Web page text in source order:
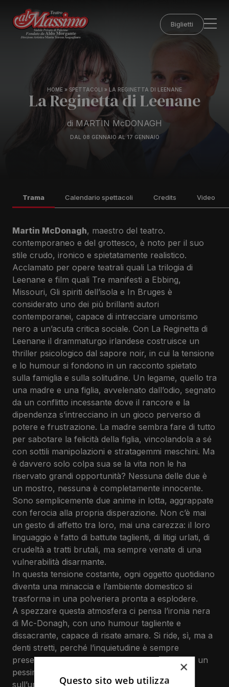
Biglietti
HOME » SPETTACOLI » LA REGINETTA DI LEENANE
La Reginetta di Leenane
di MARTIN McDONAGH
DAL 08 GENNAIO AL 17 GENNAIO
Trama Calendario spettacoli Credits Video
Martin McDonagh, maestro del teatro.
contemporaneo e del grottesco, è noto per il suo
stile crudo, ironico e spietatamente realistico.
Acclamato per opere teatrali quali La trilogia di
Leenane e film quali Tre manifesti a Ebbing,
Missouri, Gli spiriti dell’isola e In Bruges è
considerato uno dei più brillanti autori
contemporanei, capace di intrecciare umorismo
nero a un’acuta critica sociale. Con La Reginetta di
Leenane il drammaturgo irlandese costruisce un
thriller psicologico dal sapore noir, in cui la tensione
e lo humour si fondono in un racconto spietato
sulla famiglia e sulla solitudine. Un legame, quello tra
una madre e una figlia, avvelenato dall’odio, segnato
da un conflitto incessante dove il rancore e la
dipendenza s’intrecciano in un gioco perverso di
potere e frustrazione. La madre sembra fare di tutto
per sabotare la felicità della figlia, vincolandola a sé
con sottili manipolazioni e stratagemmi meschini. Ma
è davvero solo colpa sua se la vita non le ha
riservato grandi opportunità? Nessuna delle due è
un mostro, nessuna è completamente innocente.
Sono semplicemente due anime in lotta, aggrappate
con ferocia alla propria disperazione. Non c’è mai
un gesto di affetto tra loro, mai una carezza: il loro
linguaggio è fatto di battute taglienti, di litigi urlati, di
crudeltà a tratti brutali, ma sempre venate di una
vulnerabilità disarmante.
In questa tensione costante, ogni oggetto quotidiano
diventa una minaccia e l’ambiente domestico si
trasforma in una polveriera pronta a esplodere.
A spezzare questa atmosfera ci pensa l’ironia nera
di Mc-Donagh, con uno humour tagliente e
dissacrante, capace di risate amare. Si ride, sì, ma a
denti stretti, perché l’inquietudine è sempre
presente, in un crescendo che lascia emergere un
pessimismo quasi tragico sulla famiglia e, forse,
sull’umanità intera.
venerdì 08 Gennaio 2027
ore 21:15
sabato 09 Gennaio 2027
ore 17:15
domenica 10 Gennaio 2027
ore 17:15
mercoledì 13 Gennaio 2027
ore 17:15
giovedì 14 Gennaio 2027
ore 17:15
venerdì 15 Gennaio 2027
ore 21:15
sabato 16 Gennaio 2027
ore 17:15
sabato 16 Gennaio 2027
ore 21:15
domenica 17 Gennaio 2027
ore 17:15
LA REGINETTA DI LEENANE
di MARTIN McDONAGH
traduzione Marta Gilmore
conAMBRA ANGIOLINI,IVANA MONTI
Stefano Annoni, Edoardo Rivoira
regiaRAPHAEL TOBIA VOGEL
scene Angelo Linzalata
luci Oscar Frosio
costumi Simona Dondoni
musiche Andrea Cotroneo
produzione Teatro Franco Parenti
in accordo con Arcadia & Ricono Ltd per gentile
concessione di Knight Hall Agency Ltd
×
Questo sito web utilizza